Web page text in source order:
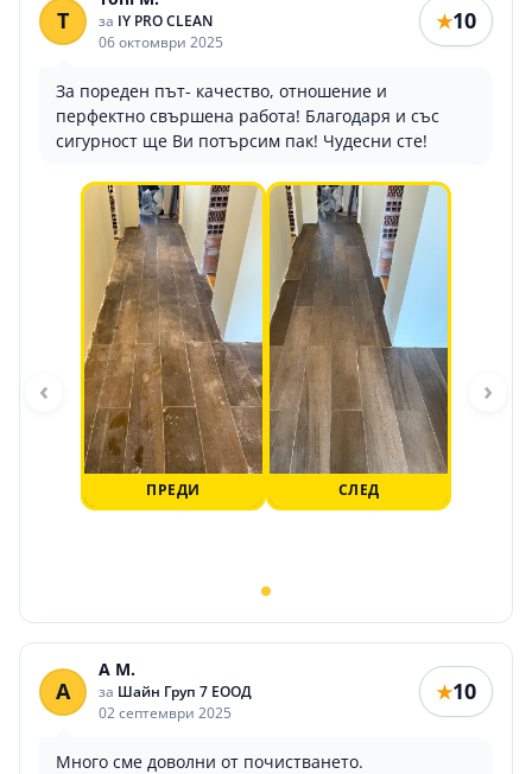
T за IY PRO CLEAN
06 октомври 2025
★10
За пореден път- качество, отношение и
перфектно свършена работа! Благодаря и със
сигурност ще Ви потърсим пак! Чудесни сте!
ПРЕДИ СЛЕД
‹ ›
A
A M.
за Шайн Груп 7 ЕООД
02 септември 2025
★10
Много сме доволни от почистването.